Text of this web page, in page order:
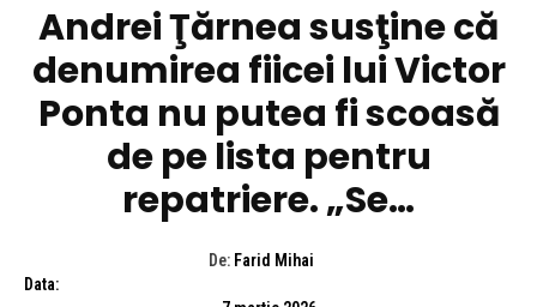
Andrei Ţărnea susţine că
denumirea fiicei lui Victor
Ponta nu putea fi scoasă
de pe lista pentru
repatriere. „Se…
De: Farid Mihai
Data: